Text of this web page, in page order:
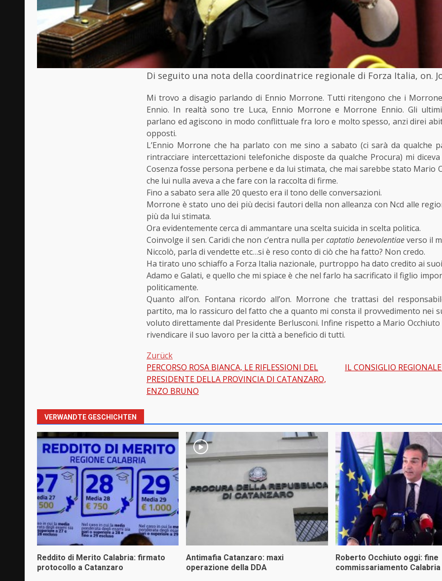
Di seguito una nota della coordinatrice regionale di Forza Italia, on.
Mi trovo a disagio parlando di Ennio Morrone. Tutti ritengono che i
Ennio. In realtà sono tre Luca, Ennio Morrone e Morrone Ennio. Gli
parlano ed agiscono in modo conflittuale fra loro e molto spesso, anzi direi
opposti.
L’Ennio Morrone che ha parlato con me sino a sabato (ci sarà da qualche
rintracciare intercettazioni telefoniche disposte da qualche Procura) mi
Cosenza fosse persona perbene e da lui stimata, che mai sarebbe stato Mario
che lui nulla aveva a che fare con la raccolta di firme.
Fino a sabato sera alle 20 questo era il tono delle conversazioni.
Morrone è stato uno dei più decisi fautori della non alleanza con Ncd alle
più da lui stimata.
Ora evidentemente cerca di ammantare una scelta suicida in scelta politica.
Coinvolge il sen. Caridi che non c’entra nulla percaptatio benevolentiaeverso il
Niccolò, parla di vendette etc…si è reso conto di ciò che ha fatto? Non credo.
Ha tirato uno schiaffo a Forza Italia nazionale, purtroppo ha dato credito ai
Adamo e Galati, e quello che mi spiace è che nel farlo ha sacrificato il figlio
politicamente.
Quanto all’on. Fontana ricordo all’on. Morrone che trattasi del
partito, ma lo rassicuro del fatto che a quanto mi consta il provvedimento nei
voluto direttamente dal Presidente Berlusconi. Infine rispetto a Mario
rivendicare il suo lavoro per la città a beneficio di tutti.
Beitragsnavigation
Zurück
PERCORSO ROSA BIANCA, LE RIFLESSIONI DEL
PRESIDENTE DELLA PROVINCIA DI CATANZARO,
ENZO BRUNO
IL CONSIGLIO
VERWANDTE GESCHICHTEN
Reddito di Merito Calabria: firmato
protocollo a Catanzaro
Antimafia Catanzaro: maxi
operazione della DDA
Roberto Occhiuto oggi: fine
commissariamento Calabria